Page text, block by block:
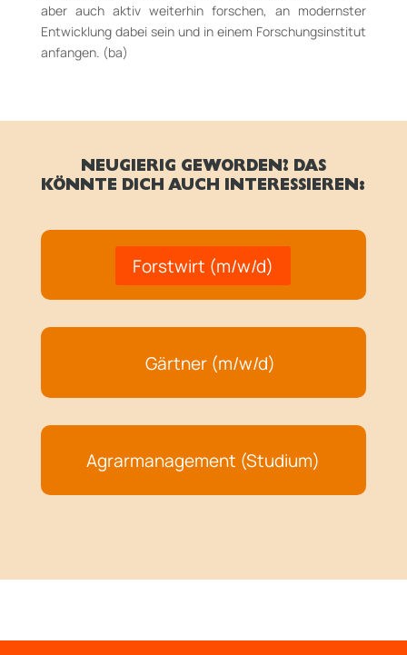
aber auch aktiv weiterhin forschen, an modernster
Entwicklung dabei sein und in einem Forschungsinstitut
anfangen. (ba)
NEUGIERIG GEWORDEN? DAS
KÖNNTE DICH AUCH INTERESSIEREN:
Forstwirt (m/w/d)
Gärtner (m/w/d)
Agrarmanagement (Studium)